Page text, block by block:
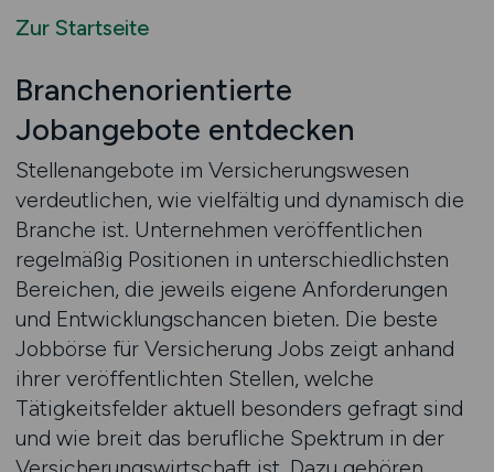
Zur Startseite
Branchenorientierte
Jobangebote entdecken
Stellenangebote im Versicherungswesen
verdeutlichen, wie vielfältig und dynamisch die
Branche ist. Unternehmen veröffentlichen
regelmäßig Positionen in unterschiedlichsten
Bereichen, die jeweils eigene Anforderungen
und Entwicklungschancen bieten. Die beste
Jobbörse für Versicherung Jobs zeigt anhand
ihrer veröffentlichten Stellen, welche
Tätigkeitsfelder aktuell besonders gefragt sind
und wie breit das berufliche Spektrum in der